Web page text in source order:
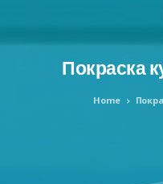
Покраска
Home